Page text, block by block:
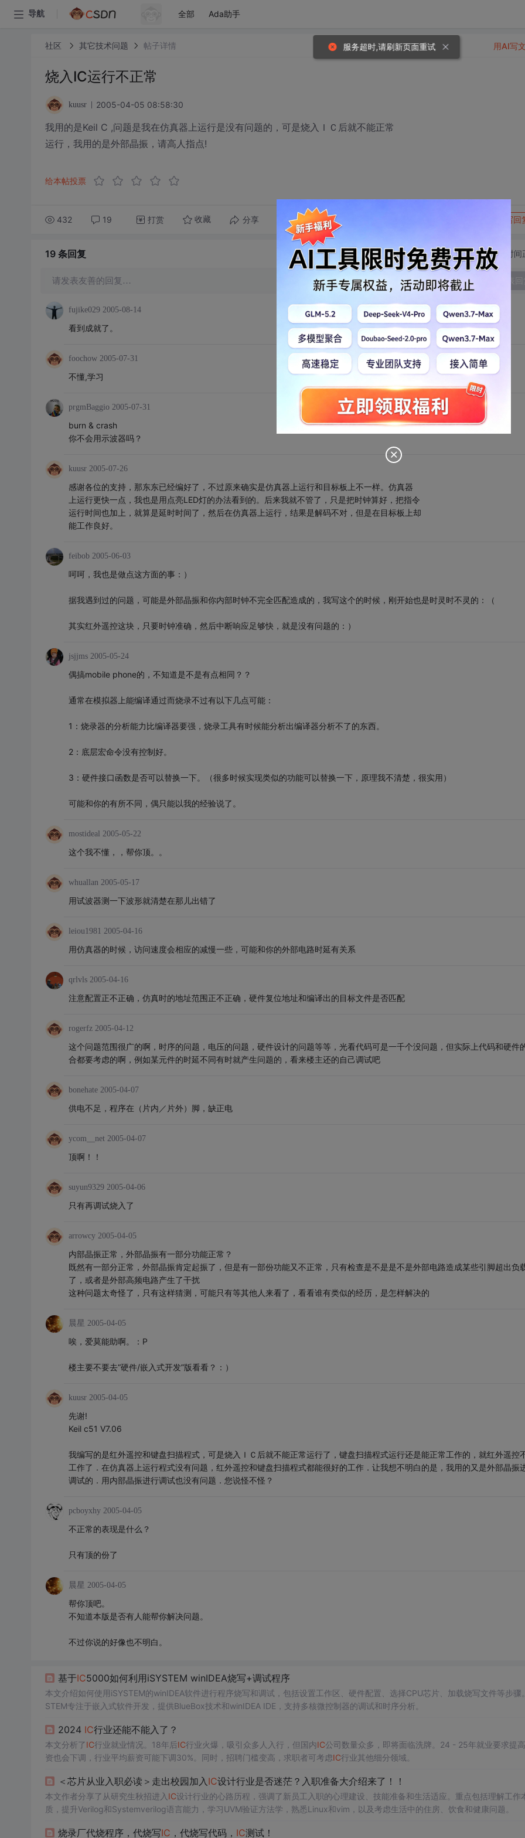
导航 全部 Ada助手
社区 其它技术问题 帖子详情
烧入IC运行不正常
kuusr 2005-04-05 08:58:30
我用的是Keil C ,问题是我在仿真器上运行是没有问题的，可是烧入ＩＣ后就不能正常
运行，我用的是外部晶振，请高人指点!
给本帖投票
432 19 打赏 收藏 分享 转发到动态 写回
用AI写
19 条回复 切换为时间
请发表友善的回复…
fujike029 2005-08-14
看到成就了。
foochow 2005-07-31
不懂,学习
prgmBaggio 2005-07-31
burn & crash
你不会用示波器吗？
kuusr 2005-07-26
感谢各位的支持，那东东已经编好了，不过原来确实是仿真器上运行和目标板上不一样。仿真器
上运行更快一点，我也是用点亮LED灯的办法看到的。后来我就不管了，只是把时钟算好，把指令
运行时间也加上，就算是延时时间了，然后在仿真器上运行，结果是解码不对，但是在目标板上却
能工作良好。
feibob 2005-06-03
呵呵，我也是做点这方面的事：）
据我遇到过的问题，可能是外部晶振和你内部时钟不完全匹配造成的，我写这个的时候，刚开始也是时灵时不灵的：（
其实红外遥控这块，只要时钟准确，然后中断响应足够快，就是没有问题的：）
jsjjms 2005-05-24
偶搞mobile phone的，不知道是不是有点相同？？
通常在模拟器上能编译通过而烧录不过有以下几点可能：
1：烧录器的分析能力比编译器要强，烧录工具有时候能分析出编译器分析不了的东西。
2：底层宏命令没有控制好。
3：硬件接口函数是否可以替换一下。（很多时候实现类似的功能可以替换一下，原理我不清楚，很实用）
可能和你的有所不同，偶只能以我的经验说了。
mostideal 2005-05-22
这个我不懂，，帮你顶。。
whuallan 2005-05-17
用试波器测一下波形就清楚在那儿出错了
leiou1981 2005-04-16
用仿真器的时候，访问速度会相应的减慢一些，可能和你的外部电路时延有关系
qrlvls 2005-04-16
注意配置正不正确，仿真时的地址范围正不正确，硬件复位地址和编译出的目标文件是否匹配
rogerfz 2005-04-12
这个问题范围很广的啊，时序的问题，电压的问题，硬件设计的问题等等，光看代码可是一千个没问题，但实际上代码和硬件
合都要考虑的啊，例如某元件的时延不同有时就产生问题的，看来楼主还的自己调试吧
bonehate 2005-04-07
供电不足，程序在（片内／片外）脚，缺正电
ycom__net 2005-04-07
顶啊！！
suyun9329 2005-04-06
只有再调试烧入了
arrowcy 2005-04-05
内部晶振正常，外部晶振有一部分功能正常？
既然有一部分正常，外部晶振肯定起振了，但是有一部份功能又不正常，只有检查是不是是不是外部电路造成某些引脚超出负
了，或者是外部高频电路产生了干扰
这种问题太奇怪了，只有这样猜测，可能只有等其他人来看了，看看谁有类似的经历，是怎样解决的
晨星 2005-04-05
唉，爱莫能助啊。：P
楼主要不要去“硬件/嵌入式开发”版看看？：）
kuusr 2005-04-05
先谢!
Keil c51 V7.06
我编写的是红外遥控和键盘扫描程式，可是烧入ＩＣ后就不能正常运行了，键盘扫描程式运行还是能正常工作的，就红外遥控
工作了．在仿真器上运行程式没有问题，红外遥控和键盘扫描程式都能很好的工作．让我想不明白的是，我用的又是外部晶振
调试的．用内部晶振进行调试也没有问题．您说怪不怪？
pcboyxhy 2005-04-05
不正常的表现是什么？
只有顶的份了
晨星 2005-04-05
帮你顶吧。
不知道本版是否有人能帮你解决问题。
不过你说的好像也不明白。
基于IC5000如何利用iSYSTEM winIDEA烧写+调试程序
本文介绍如何使用iSYSTEM的winIDEA软件进行程序烧写和调试，包括设置工作区、硬件配置、选择CPU芯片、加载烧写文件等步骤
STEM专注于嵌入式软件开发，提供BlueBox技术和winIDEA IDE，支持多核微控制器的调试和时序分析。
2024 IC行业还能不能入了？
本文分析了IC行业就业情况。18年后IC行业火爆，吸引众多人入行，但国内IC公司数量众多，即将面临洗牌。24 - 25年就业要求提
资也会下调，行业平均薪资可能下调30%。同时，招聘门槛变高，求职者可考虑IC行业其他细分领域。
＜芯片从业入职必读＞走出校园加入 IC设计行业是否迷茫？入职准备大介绍来了！！
本文作者分享了从研究生秋招进入 IC设计行业的心路历程，强调了新员工入职的心理建设、技能准备和生活适应。重点包括理解工作
质，提升Verilog和Systemverilog语言能力，学习UVM验证方法学，熟悉Linux和vim，以及考虑生活中的住房、饮食和健康问题。
烧录厂代烧程序，代烧写IC ，代烧写代码， IC测试！
服务超时,请刷新页面重试